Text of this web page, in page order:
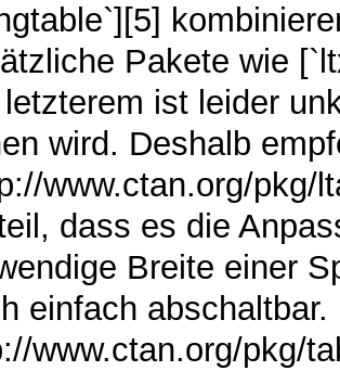
Pakete wie
ist leider
wird. Deshalb
www.ctan.org/pkg/
dass es die
Breite einer
einfach
www.ctan.org/pkg/